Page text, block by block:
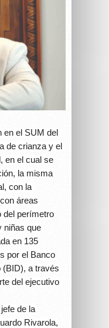
en el SUM del
de crianza y el
en el cual se
la misma
con la
áreas
del perímetro
niñas que
en 135
por el Banco
(BID), a través
del ejecutivo
de la
Rivarola,